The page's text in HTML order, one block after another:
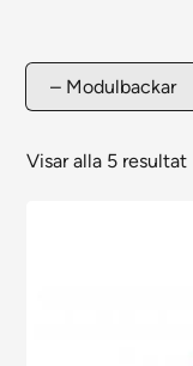
Visar alla 5 resultat